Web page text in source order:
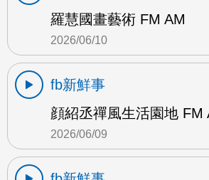
羅慧國畫藝術 FM AM
2026/06/10
fb新鮮事
顔紹丞禪風生活園地 FM
2026/06/09